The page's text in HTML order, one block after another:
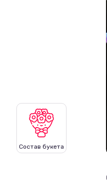
Состав букета